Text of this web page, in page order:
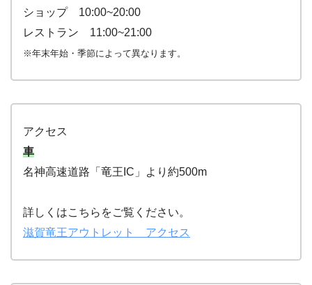
ショップ 10:00~20:00
レストラン 11:00~21:00
※年末年始・季節によって異なります。
アクセス
車
名神高速道路「竜王IC」より約500m
詳しくはこちらをご覧ください。
滋賀竜王アウトレット アクセス